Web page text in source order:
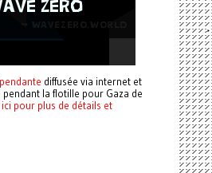
diffusée via internet et
la flotille pour Gaza de
pour plus de détails et